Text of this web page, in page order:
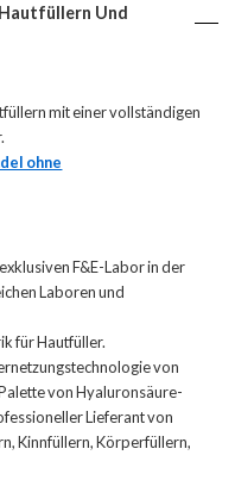
Und
mit einer vollständigen
ohne
F&E-Labor in der
Laboren und
für Hautfüller.
von
von Hyaluronsäure-
Lieferant von
Kinnfüllern, Körperfüllern,